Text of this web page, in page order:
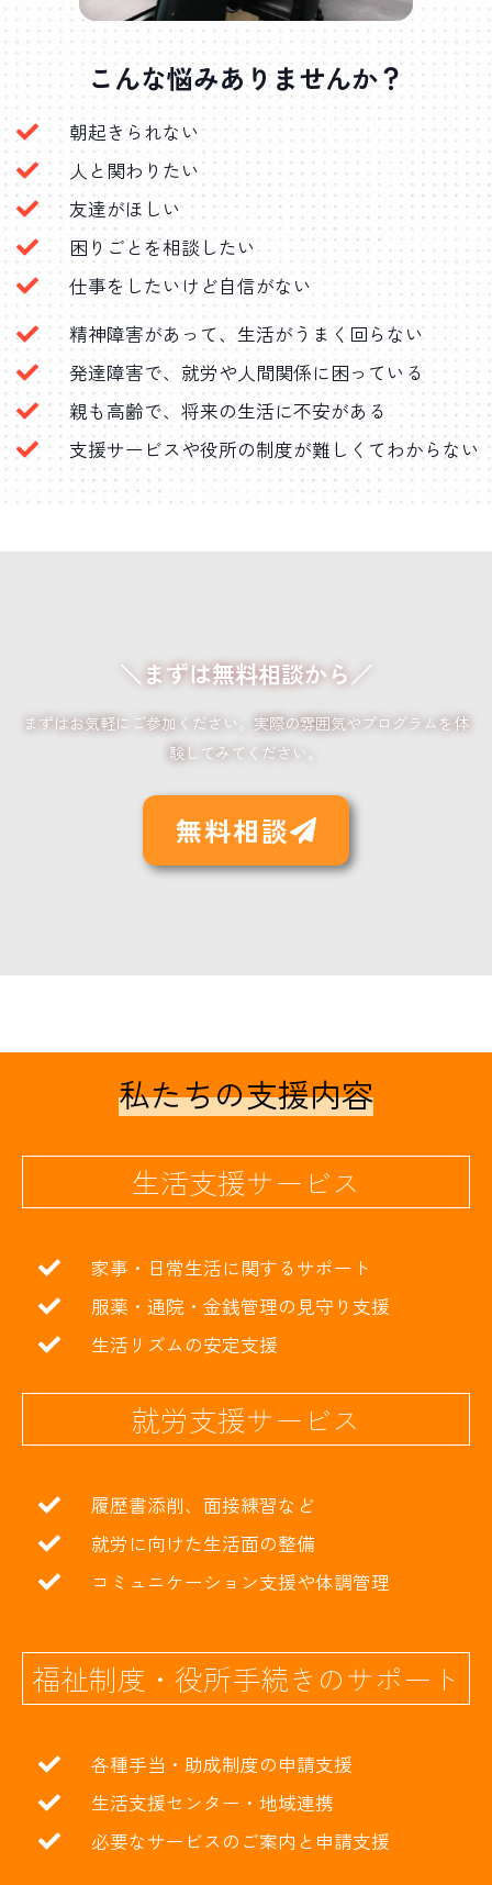
こんな悩みありませんか？
朝起きられない
人と関わりたい
友達がほしい
困りごとを相談したい
仕事をしたいけど自信がない
精神障害があって、生活がうまく回らない
発達障害で、就労や人間関係に困っている
親も高齢で、将来の生活に不安がある
支援サービスや役所の制度が難しくてわからない
＼まずは無料相談から／
まずはお気軽にご参加ください。実際の雰囲気やプログラムを体
験してみてください。
無料相談
私たちの支援内容
生活支援サービス
家事・日常生活に関するサポート
服薬・通院・金銭管理の見守り支援
生活リズムの安定支援
就労支援サービス
履歴書添削、面接練習など
就労に向けた生活面の整備
コミュニケーション支援や体調管理
福祉制度・役所手続きのサポート
各種手当・助成制度の申請支援
生活支援センター・地域連携
必要なサービスのご案内と申請支援